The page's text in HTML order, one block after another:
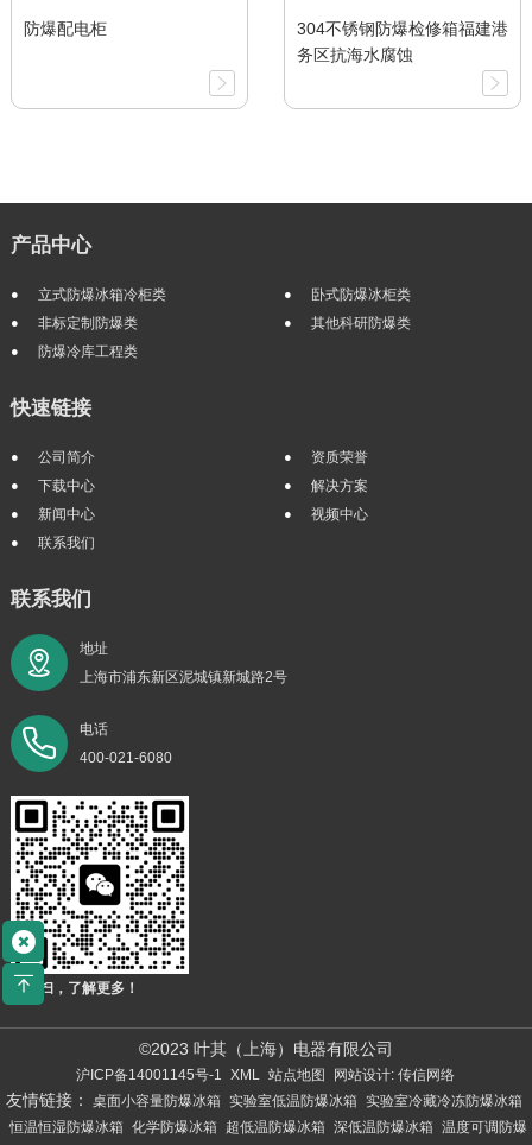
防爆配电柜
304不锈钢防爆检修箱福建港
务区抗海水腐蚀
产品中心
立式防爆冰箱冷柜类
卧式防爆冰柜类
非标定制防爆类
其他科研防爆类
防爆冷库工程类
快速链接
公司简介
资质荣誉
下载中心
解决方案
新闻中心
视频中心
联系我们
联系我们
地址
上海市浦东新区泥城镇新城路2号
电话
400-021-6080
扫一扫，了解更多！
©2023 叶其（上海）电器有限公司
沪ICP备14001145号-1 XML 站点地图 网站设计: 传信网络
友情链接： 桌面小容量防爆冰箱 实验室低温防爆冰箱 实验室冷藏冷冻防爆冰箱
恒温恒湿防爆冰箱 化学防爆冰箱 超低温防爆冰箱 深低温防爆冰箱 温度可调防爆